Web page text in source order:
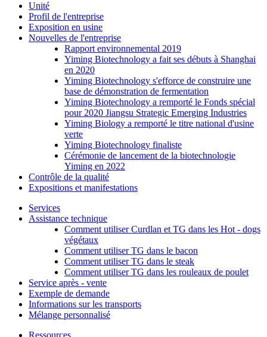
Unité
Profil de l'entreprise
Exposition en usine
Nouvelles de l'entreprise
Rapport environnemental 2019
Yiming Biotechnology a fait ses débuts à Shanghai
en 2020
Yiming Biotechnology s'efforce de construire une
base de démonstration de fermentation
Yiming Biotechnology a remporté le Fonds spécial
pour 2020 Jiangsu Strategic Emerging Industries
Yiming Biology a remporté le titre national d'usine
verte
Yiming Biotechnology finaliste
Cérémonie de lancement de la biotechnologie
Yiming en 2022
Contrôle de la qualité
Expositions et manifestations
Services
Assistance technique
Comment utiliser Curdlan et TG dans les Hot - dogs
végétaux
Comment utiliser TG dans le bacon
Comment utiliser TG dans le steak
Comment utiliser TG dans les rouleaux de poulet
Service après - vente
Exemple de demande
Informations sur les transports
Mélange personnalisé